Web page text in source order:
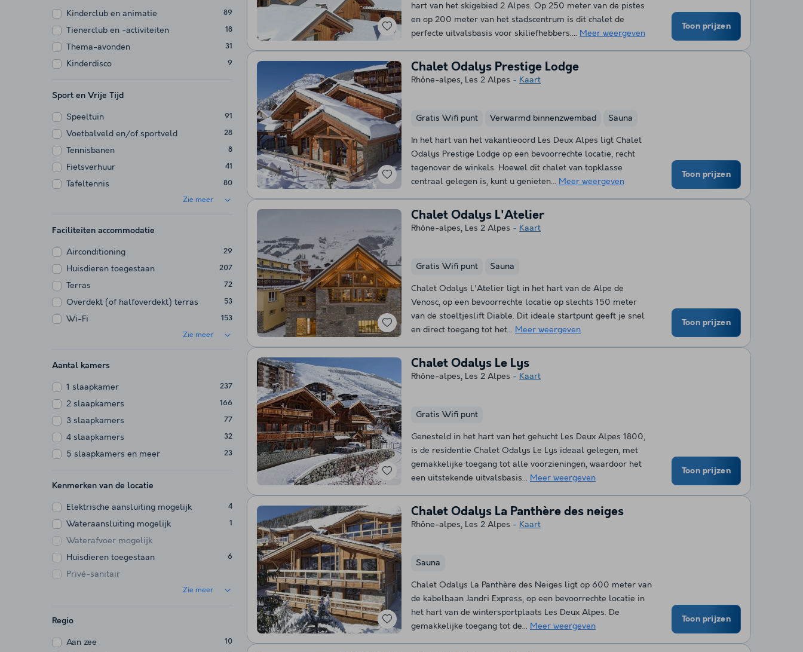
Kinderclub en animatie 89
Tienerclub en -activiteiten 18
Thema-avonden 31
Kinderdisco 9
Sport en Vrije Tijd
Speeltuin 91
Voetbalveld en/of sportveld 28
Tennisbanen 8
Fietsverhuur 41
Tafeltennis 80
Zie meer
Faciliteiten accommodatie
Airconditioning 29
Huisdieren toegestaan 207
Terras 72
Overdekt (of halfoverdekt) terras 53
Wi-Fi 153
Zie meer
Aantal kamers
1 slaapkamer 237
2 slaapkamers 166
3 slaapkamers 77
4 slaapkamers 32
5 slaapkamers en meer 23
Kenmerken van de locatie
Elektrische aansluiting mogelijk 4
Wateraansluiting mogelijk 1
Waterafvoer mogelijk
Huisdieren toegestaan
6
Privé-sanitair
Zie meer
Regio
Aan zee 10
hart van het skigebied 2 Alpes. Op 250 meter van de pistes
en op 200 meter van het stadscentrum is dit chalet de
perfecte uitvalsbasis voor skiliefhebbers.... Meer weergeven
Toon prijzen
Chalet Odalys Prestige Lodge
Rhône-alpes, Les 2 Alpes Kaart
Gratis Wifi punt Verwarmd binnenzwembad Sauna
In het hart van het vakantieoord Les Deux Alpes ligt Chalet
Odalys Prestige Lodge op een bevoorrechte locatie, recht
tegenover de winkels. Hoewel dit chalet van topklasse
centraal gelegen is, kunt u genieten... Meer weergeven
Toon prijzen
Chalet Odalys L'Atelier
Rhône-alpes, Les 2 Alpes Kaart
Gratis Wifi punt Sauna
Chalet Odalys L'Atelier ligt in het hart van de Alpe de
Venosc, op een bevoorrechte locatie op slechts 150 meter
van de stoeltjeslift Diable. Dit ideale startpunt geeft je snel
en direct toegang tot het... Meer weergeven
Toon prijzen
Chalet Odalys Le Lys
Rhône-alpes, Les 2 Alpes Kaart
Gratis Wifi punt
Genesteld in het hart van het gehucht Les Deux Alpes 1800,
is de residentie Chalet Odalys Le Lys ideaal gelegen, met
gemakkelijke toegang tot alle voorzieningen, waardoor het
een uitstekende uitvalsbasis... Meer weergeven
Toon prijzen
Chalet Odalys La Panthère des neiges
Rhône-alpes, Les 2 Alpes Kaart
Sauna
Chalet Odalys La Panthère des Neiges ligt op 600 meter van
de kabelbaan Jandri Express, op een bevoorrechte locatie in
het hart van de wintersportplaats Les Deux Alpes. De
gemakkelijke toegang tot de... Meer weergeven
Toon prijzen